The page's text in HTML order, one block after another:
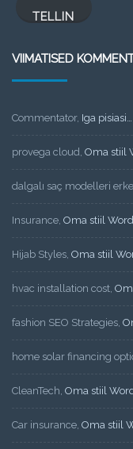
TELLIN
VIIMATISED
Commentator, Iga pisiasi…
provega cloud, Oma stiil
dalgalı saç modelleri
Insurance, Oma stiil
Hijab Styles, Oma stiil
hvac installation cost,
fashion SEO Strategies,
home solar financing
CleanTech, Oma stiil
Car insurance, Oma stiil